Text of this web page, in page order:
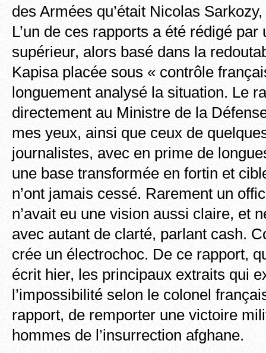
des Armées qu’était Nicolas
L’un de ces rapports a été rédigé par
supérieur, alors basé dans la
Kapisa placée sous « contrôle
longuement analysé la situation. Le
directement au Ministre de la
mes yeux, ainsi que ceux de
journalistes, avec en prime de
une base transformée en fortin et
n’ont jamais cessé. Rarement un
n’avait eu une vision aussi claire, et
avec autant de clarté, parlant cash.
crée un électrochoc. De ce rapport,
écrit hier, les principaux extraits qui
l’impossibilité selon le colonel
rapport, de remporter une victoire
hommes de l’insurrection afghane.